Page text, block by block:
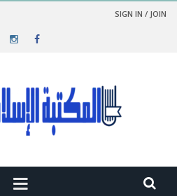
SIGN IN / JOIN